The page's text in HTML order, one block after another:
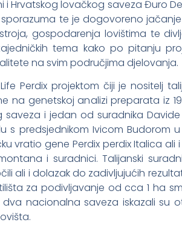
Hrvatskog lovačkog saveza Đuro
te je dogovoreno
gospodarenja lovištima te
tema kako po pitanju
na svim područjima djelovanja.
Perdix projektom čiji je nositelj
na genetskoj analizi preparata iz
i jedan od suradnika Davide
predsjednikom Ivicom Budorom
vratio gene Perdix perdix Italica ali
i suradnici. Talijanski
ali i dolazak do zadivljujućih
za podivljavanje od cca 1 ha
nacionalna saveza iskazali su